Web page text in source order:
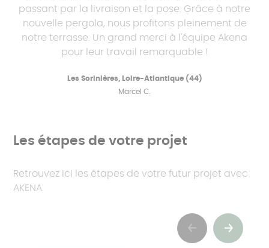
passant par la livraison et la pose. Grâce à notre
nouvelle pergola, nous profitons pleinement de
notre terrasse. Un grand merci à l'équipe Akena
pour leur travail remarquable !
Les Sorinières, Loire-Atlantique (44)
Marcel C.
Les étapes de votre projet
Retrouvez ici les étapes de votre futur projet avec
AKENA.
PreviousSuivant